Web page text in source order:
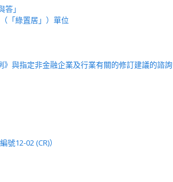
」
「綠置居」）單位
與指定非金融企業及行業有關的修訂建議的諮詢
12-02 (CR)）